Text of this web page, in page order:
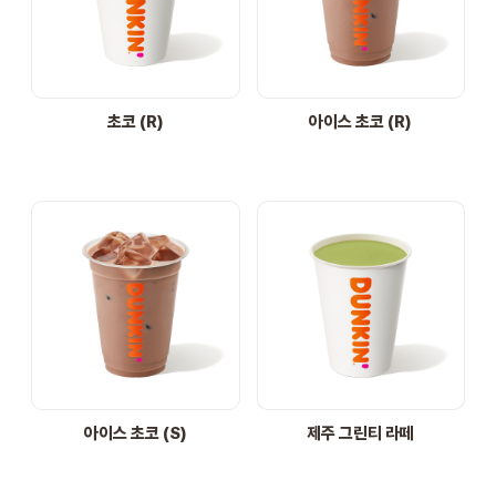
초코 (R) 아이스 초코 (R)
아이스 초코 (S) 제주 그린티 라떼